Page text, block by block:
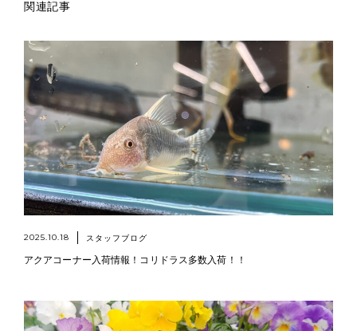
関連記事
2025.10.18 スタッフブログ
アクアコーナー入荷情報！コリドラス多数入荷！！